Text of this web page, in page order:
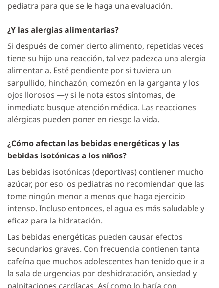
pediatra para que se le haga una evaluación.
¿Y las alergias alimentarias?
Si después de comer cierto alimento, repetidas veces
tiene su hijo una reacción, tal vez padezca una alergia
alimentaria. Esté pendiente por si tuviera un
sarpullido, hinchazón, comezón en la garganta y los
ojos llorosos —y si le nota estos síntomas, de
inmediato busque atención médica. Las reacciones
alérgicas pueden poner en riesgo la vida.
¿Cómo afectan las bebidas energéticas y las
bebidas isotónicas a los niños?
Las bebidas isotónicas (deportivas) contienen mucho
azúcar, por eso los pediatras no recomiendan que las
tome ningún menor a menos que haga ejercicio
intenso. Incluso entonces, el agua es más saludable y
eficaz para la hidratación.
Las bebidas energéticas pueden causar efectos
secundarios graves. Con frecuencia contienen tanta
cafeína que muchos adolescentes han tenido que ir a
la sala de urgencias por deshidratación, ansiedad y
palpitaciones cardíacas. Así como lo haría con